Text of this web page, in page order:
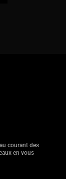
courant des
en vous